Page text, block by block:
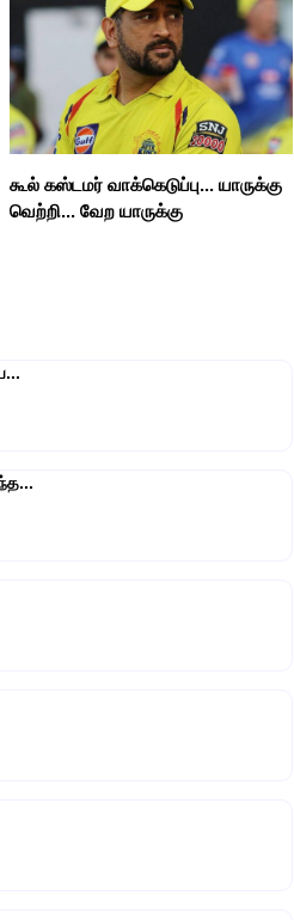
கூல் கஸ்டமர் வாக்கெடுப்பு... யாருக்கு
வெற்றி... வேற யாருக்கு